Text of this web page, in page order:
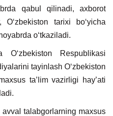
qabul qilinadi, axborot
tarixi boʻyicha
oʻtkaziladi.
Oʻzbekiston Respublikasi
tayinlash Oʻzbekiston
taʼlim vazirligi hayʼati
talabgorlarning maxsus